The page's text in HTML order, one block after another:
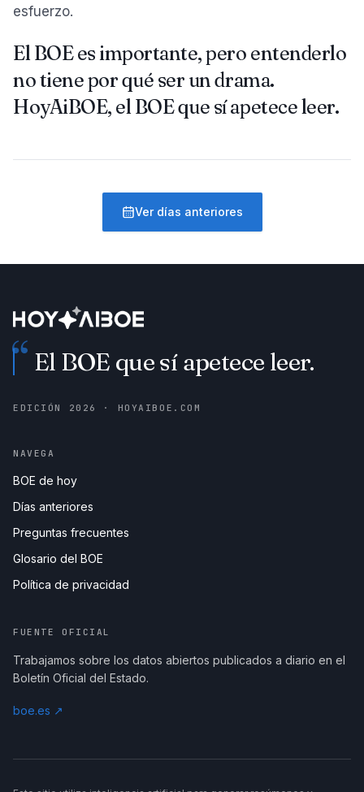
esfuerzo.
El BOE es importante, pero entenderlo
no tiene por qué ser un drama.
HoyAiBOE, el BOE que sí apetece leer.
Ver días anteriores
“ El BOE que sí apetece leer.
EDICIÓN 2026 · HOYAIBOE.COM
NAVEGA
BOE de hoy
Días anteriores
Preguntas frecuentes
Glosario del BOE
Política de privacidad
FUENTE OFICIAL
Trabajamos sobre los datos abiertos publicados a diario en el
Boletín Oficial del Estado.
boe.es ↗